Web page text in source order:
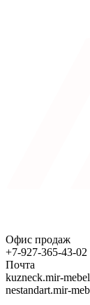
Офис продаж
+7-927-365-43-02
Почта
kuzneck.mir-
nestandart.mir-